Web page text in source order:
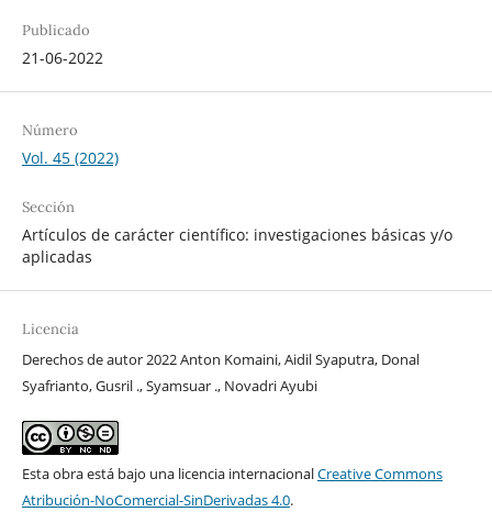
Publicado
21-06-2022
Número
Vol. 45 (2022)
Sección
Artículos de carácter científico: investigaciones básicas y/o
aplicadas
Licencia
Derechos de autor 2022 Anton Komaini, Aidil Syaputra, Donal
Syafrianto, Gusril ., Syamsuar ., Novadri Ayubi
Esta obra está bajo una licencia internacionalCreative Commons
Atribución-NoComercial-SinDerivadas 4.0.